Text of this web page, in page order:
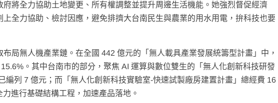
將全力協助土地變更、所有權調整並提升周邊生活機能。她強烈督促經濟
全力協助、檢討因應，避免排擠大台南民生與農業的用水用電，拚科技也要
局無人機產業鏈。在全國 442 億元的「無人載具產業發展統籌型計畫」中，
。其中台南市的部分，聚焦 AI 運算與數位雙生的「無人化創新科技研發
編列 7 億元；而「無人化創新科技實驗室-快速試製廠房建置計畫」總經費 16
進行基礎結構工程，加速產品落地。